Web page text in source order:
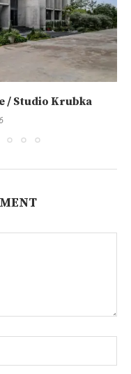
/ Studio Krubka